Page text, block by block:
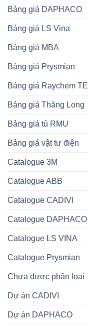
Bảng giá DAPHACO
Bảng giá LS Vina
Bảng giá MBA
Bảng giá Prysmian
Bảng giá Raychem TE
Bảng giá Thăng Long
Bảng giá tủ RMU
Bảng giá vật tư điện
Catalogue 3M
Catalogue ABB
Catalogue CADIVI
Catalogue DAPHACO
Catalogue LS VINA
Catalogue Prysmian
Chưa được phân loại
Dự án CADIVI
Dự án DAPHACO